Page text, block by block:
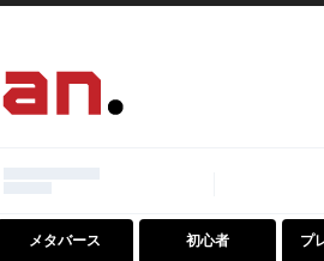
メタバース 初心者 プ